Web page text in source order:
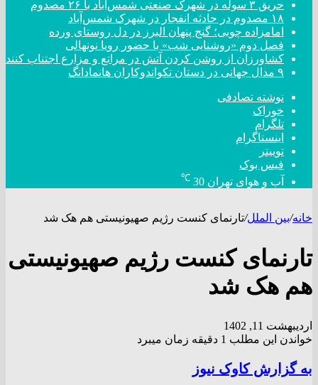
حریق ۳ سوله در شهرک صنعتی شمس‌آباد با ۲۶ مصدوم
۱۸ مصدوم در حادثه انفجار در شهرک شمس‌آباد
امامزاده چوبی؛ گنج پنهان البرز در دل روستای ورده
فصل دوم «روشنایی شب» با حضور رویا نونهالی
کشاورزان از روشن کردن آتش در مراتع و مزارع اجتناب کنند
۹ مدال جهانی در دستان تکواندوکاران هانمادانگ
نوشته تصادفی
خوراک
تلگرام
اینستاگرام
توییتر
فیس بوک
آب و هوای تهران 30
℃
خانه/بین الملل/تارنمای کنست رژیم صهیونیستی هم هک شد
تارنمای کنست رژیم صهیونیستی
هم هک شد
اردیبهشت 11, 1402
خواندن این مطلب 1 دقیقه زمان میبرد
به گزارش کاوک نیوز